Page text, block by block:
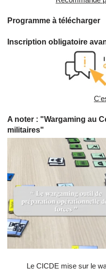
Programme à télécharger
Inscription obligatoire
A noter : "Wargaming au
militaires"
Le CICDE mise sur le